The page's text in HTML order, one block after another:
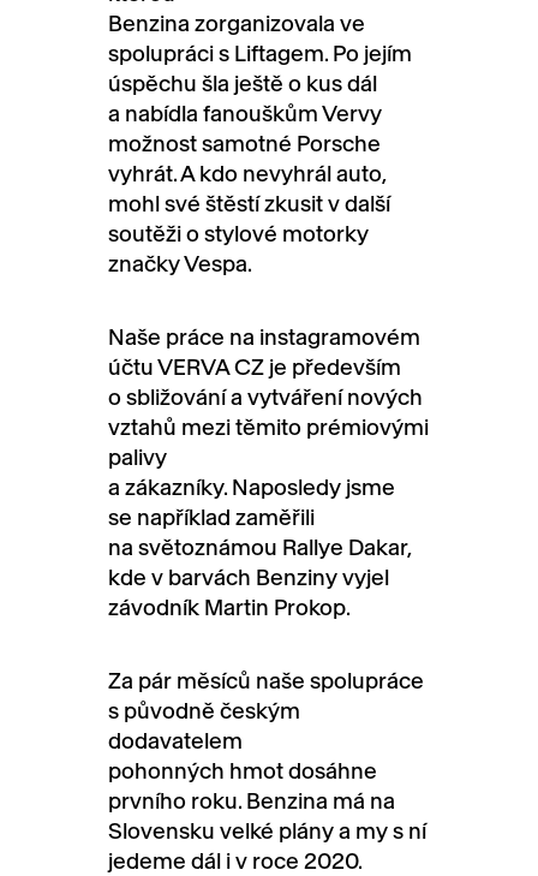
Benzina zorganizovala ve
spolupráci s Liftagem. Po jejím
úspěchu šla ještě o kus dál
a nabídla fanouškům Vervy
možnost samotné Porsche
vyhrát. A kdo nevyhrál auto,
mohl své štěstí zkusit v další
soutěži o stylové motorky
značky Vespa.
Naše práce na instagramovém
účtu VERVA CZ je především
o sbližování a vytváření nových
vztahů mezi těmito prémiovými
palivy
a zákazníky. Naposledy jsme
se například zaměřili
na světoznámou Rallye Dakar,
kde v barvách Benziny vyjel
závodník Martin Prokop.
Za pár měsíců naše spolupráce
s původně českým
dodavatelem
pohonných hmot dosáhne
prvního roku. Benzina má na
Slovensku velké plány a my s ní
jedeme dál i v roce 2020.